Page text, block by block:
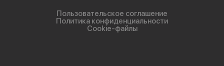
Пользовательское соглашение
Политика конфиденциальности
Cookie-файлы